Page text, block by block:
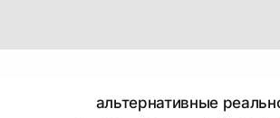
альтернативные